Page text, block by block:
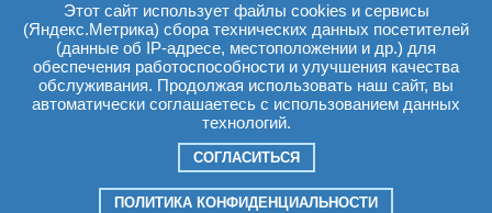
Часы работы:
Суб. Воскр. вых.
Томск, пр. Ленина г,
д. 159
Этот сайт использует файлы cookies и сервисы
(Яндекс.Метрика) сбора технических данных посетителей
(данные об IP-адресе, местоположении и др.) для
обеспечения работоспособности и улучшения качества
обслуживания. Продолжая использовать наш сайт, вы
автоматически соглашаетесь с использованием данных
технологий.
СОГЛАСИТЬСЯ
ПОЛИТИКА КОНФИДЕНЦИАЛЬНОСТИ